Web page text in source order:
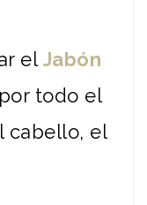
el Jabón
todo el
cabello, el